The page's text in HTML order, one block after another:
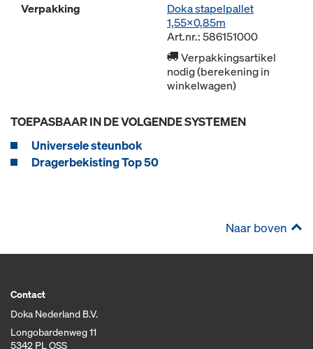
Verpakking
Doka stapelpallet
1,55x0,85m
Art.nr.: 586151000
Verpakkingsartikel
nodig (berekening in
winkelwagen)
TOEPASBAAR IN DE VOLGENDE SYSTEMEN
Universele steunbok
Dragerbekisting Top 50
Naar boven
Contact
Doka Nederland B.V.
Longobardenweg 11
5342 PL OSS